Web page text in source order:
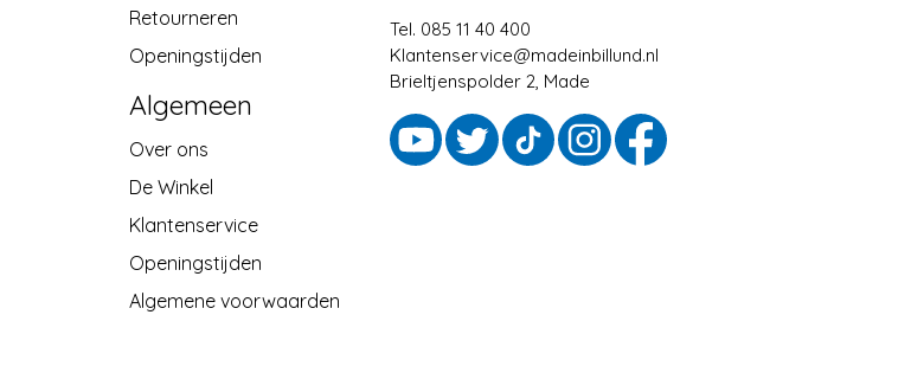
Retourneren
Openingstijden
Algemeen
Over ons
De Winkel
Klantenservice
Openingstijden
Algemene voorwaarden
Tel. 085 11 40 400
Klantenservice@madeinbillund.nl
Brieltjenspolder 2, Made